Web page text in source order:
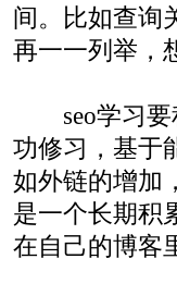
间。比如查询
再一一列举，
seo学习要
功修习，基于
如外链的增加
是一个长期积
在自己的博客